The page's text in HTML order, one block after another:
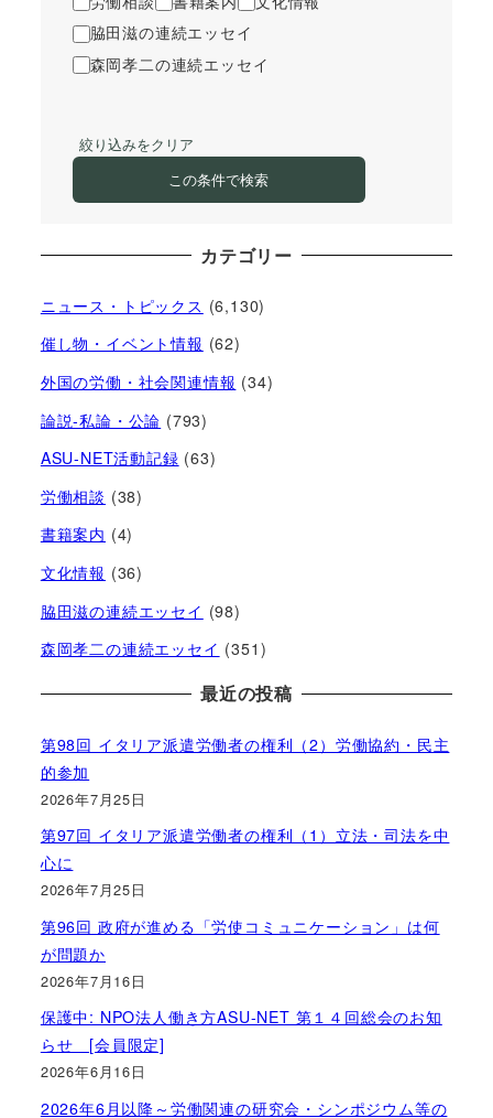
脇田滋の連続エッセイ
森岡孝二の連続エッセイ
絞り込みをクリア
この条件で検索
カテゴリー
ニュース・トピックス (6,130)
催し物・イベント情報 (62)
外国の労働・社会関連情報 (34)
論説-私論・公論 (793)
ASU-NET活動記録 (63)
労働相談 (38)
書籍案内 (4)
文化情報 (36)
脇田滋の連続エッセイ (98)
森岡孝二の連続エッセイ (351)
最近の投稿
第98回 イタリア派遣労働者の権利（2）労働協約・民主
的参加
2026年7月25日
第97回 イタリア派遣労働者の権利（1）立法・司法を中
心に
2026年7月25日
第96回 政府が進める「労使コミュニケーション」は何
が問題か
2026年7月16日
保護中: NPO法人働き方ASU-NET 第１４回総会のお知
らせ [会員限定]
2026年6月16日
2026年6月以降～労働関連の研究会・シンポジウム等の